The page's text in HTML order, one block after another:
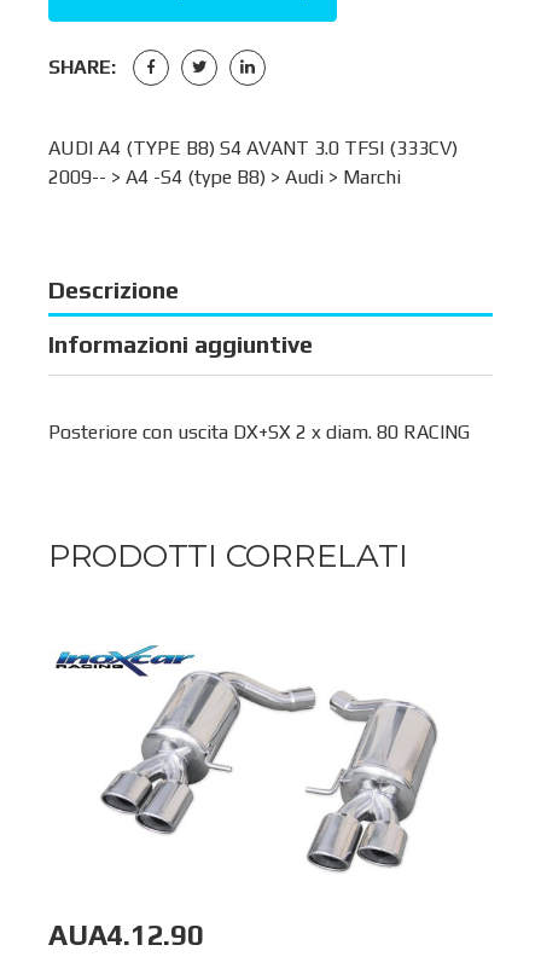
SHARE:
AUDI A4 (TYPE B8) S4 AVANT 3.0 TFSI (333CV)
2009-- > A4 -S4 (type B8) > Audi > Marchi
Descrizione
Informazioni aggiuntive
Posteriore con uscita DX+SX 2 x diam. 80 RACING
PRODOTTI CORRELATI
AUA4.12.90